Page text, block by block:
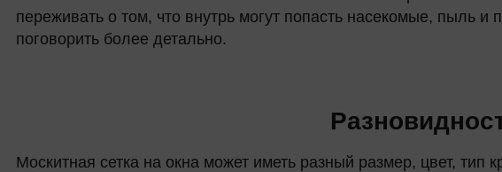
переживать о том, что внутрь могут попасть насекомые, пыль
поговорить более детально.
Москитная сетка на окна может иметь разный размер, цвет,